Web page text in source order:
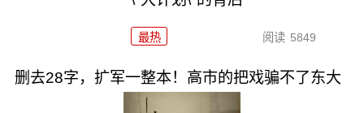
最热 阅读 5849
删去28字，扩军一整本！高市的把戏骗不了东大